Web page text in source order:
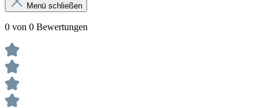
Menü schließen
0 von 0 Bewertungen